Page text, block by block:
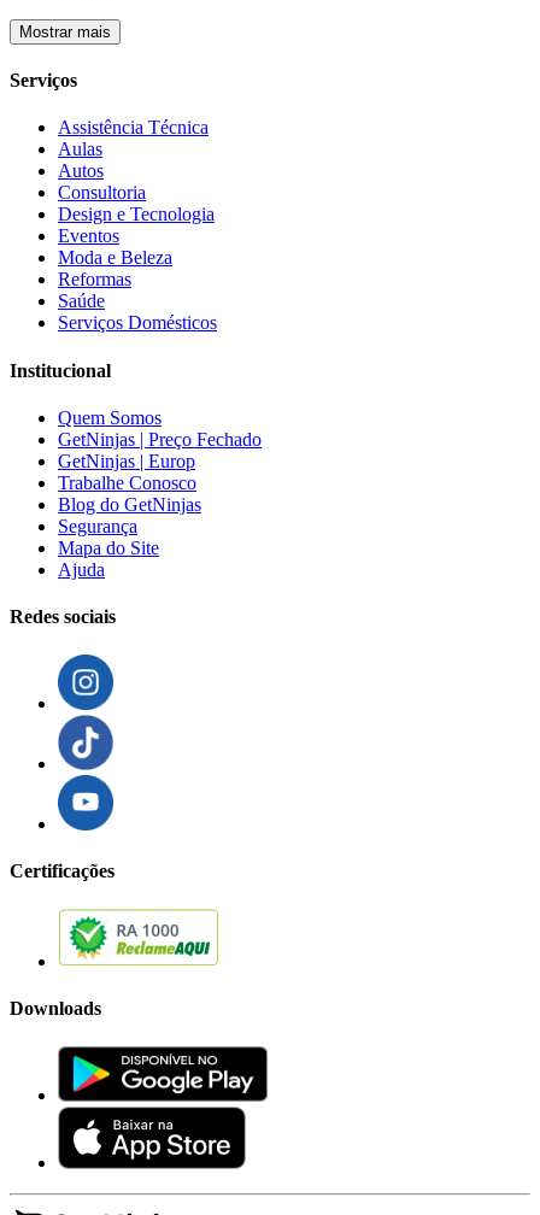
Mostrar mais
Serviços
Assistência Técnica
Aulas
Autos
Consultoria
Design e Tecnologia
Eventos
Moda e Beleza
Reformas
Saúde
Serviços Domésticos
Institucional
Quem Somos
GetNinjas | Preço Fechado
GetNinjas | Europ
Trabalhe Conosco
Blog do GetNinjas
Segurança
Mapa do Site
Ajuda
Redes sociais
Certificações
Downloads